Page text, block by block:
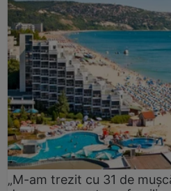
„M-am trezit cu 31 de